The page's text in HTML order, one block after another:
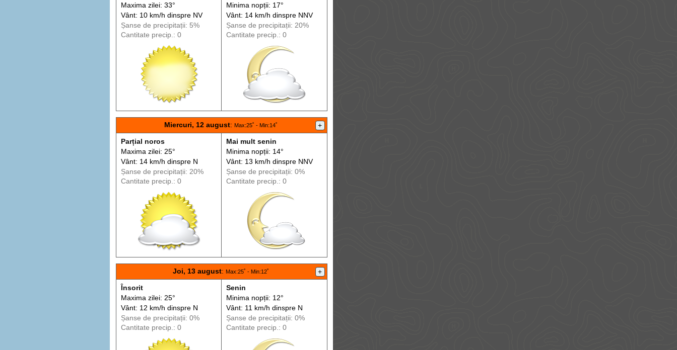
Maxima zilei: 33°
Vânt: 10 km/h dinspreNV
Șanse de precipitații: 5%
Cantitate precip.: 0
Minima nopții: 17°
Vânt: 14 km/h dinspreNNV
Șanse de precipitații: 20%
Cantitate precip.: 0
Miercuri, 12 august: Max:25˚ - Min:14˚ +
Parțial noros
Maxima zilei: 25°
Vânt: 14 km/h dinspreN
Șanse de precipitații: 20%
Cantitate precip.: 0
Mai mult senin
Minima nopții: 14°
Vânt: 13 km/h dinspreNNV
Șanse de precipitații: 0%
Cantitate precip.: 0
Joi, 13 august: Max:25˚ - Min:12˚ +
Însorit
Maxima zilei: 25°
Vânt: 12 km/h dinspreN
Șanse de precipitații: 0%
Cantitate precip.: 0
Senin
Minima nopții: 12°
Vânt: 11 km/h dinspreN
Șanse de precipitații: 0%
Cantitate precip.: 0